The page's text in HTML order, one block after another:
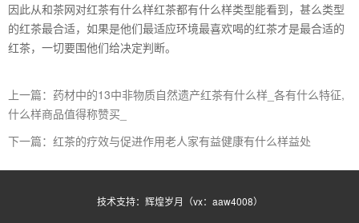
因此从和茶网对红茶有什么样红茶都有什么样类型能看到，甚么类型
的红茶最合适，如果是他们最适应环境最喜欢喝的红茶才是最合适的
红茶，一切要围他们给决定判断。
上一篇：药材中的13中非物质自然遗产红茶有什么样_各有什么特征,
什么样商品值得称赞买_
下一篇：红茶的疗效与促进作用老人家有益健康有什么样益处
技术支持：辉煌岁月（vx：aaw4008）